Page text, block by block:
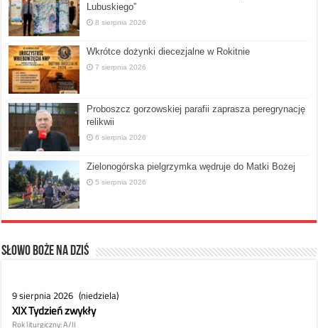
Lubuskiego”
8 sierpnia 2026
Wkrótce dożynki diecezjalne w Rokitnie
7 sierpnia 2026
Proboszcz gorzowskiej parafii zaprasza peregrynację
relikwii
6 sierpnia 2026
Zielonogórska pielgrzymka wędruje do Matki Bożej
5 sierpnia 2026
Słowo Boże na dziś